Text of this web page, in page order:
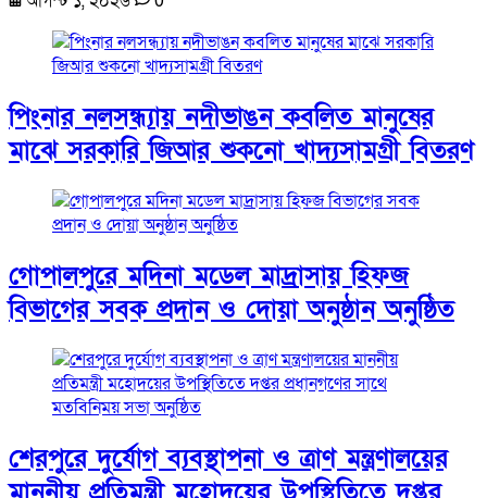
পিংনার নলসন্ধ্যায় নদীভাঙন কবলিত মানুষের
মাঝে সরকারি জিআর শুকনো খাদ্যসামগ্রী বিতরণ
গোপালপুরে মদিনা মডেল মাদ্রাসায় হিফজ
বিভাগের সবক প্রদান ও দোয়া অনুষ্ঠান অনুষ্ঠিত
শেরপুরে দুর্যোগ ব্যবস্থাপনা ও ত্রাণ মন্ত্রণালয়ের